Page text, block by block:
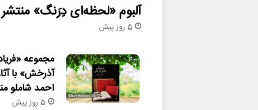
آلبوم «لحظه‌ای دِرَنگ»
5 روز پیش
مجموعه
آذرخش» با
احمد شاملو
5 روز پیش